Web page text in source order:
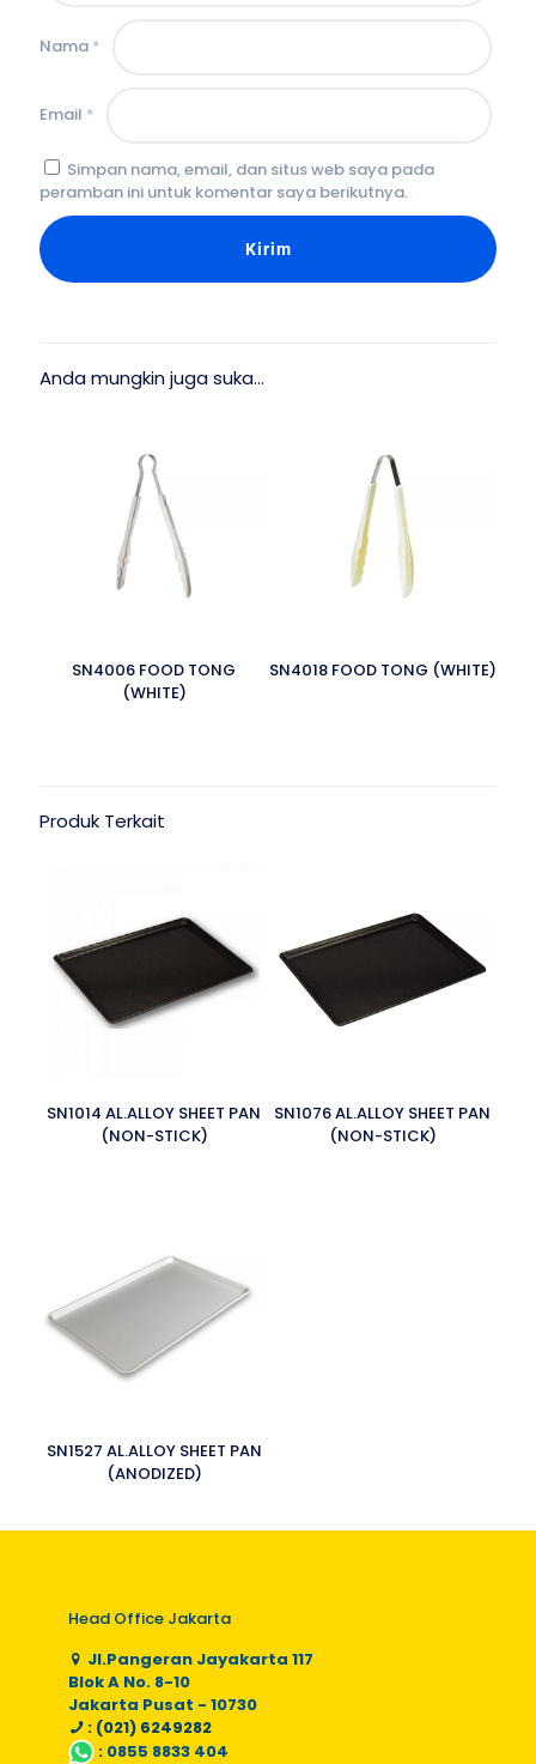
Nama *
Email *
Simpan nama, email, dan situs web saya pada
peramban ini untuk komentar saya berikutnya.
Anda mungkin juga suka…
SN4006 FOOD TONG
(WHITE)
SN4018 FOOD TONG (WHITE)
Produk Terkait
SN1014 AL.ALLOY SHEET PAN
(NON-STICK)
SN1076 AL.ALLOY SHEET PAN
(NON-STICK)
SN1527 AL.ALLOY SHEET PAN
(ANODIZED)
Head Office Jakarta
Jl.Pangeran Jayakarta 117
Blok A No. 8-10
Jakarta Pusat - 10730
: (021) 6249282
: 0855 8833 404